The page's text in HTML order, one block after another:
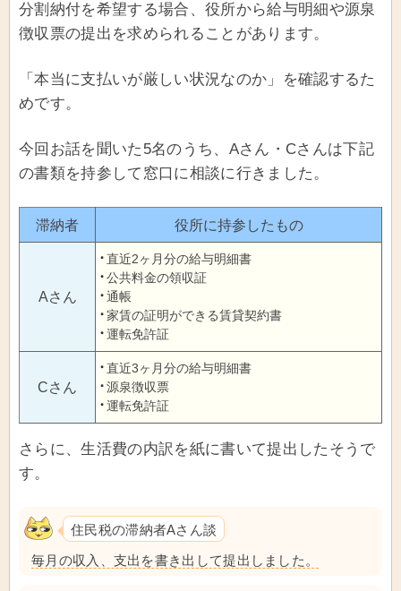
分割納付を希望する場合、役所から給与明細や源泉
徴収票の提出を求められることがあります。
「本当に支払いが厳しい状況なのか」を確認するた
めです。
今回お話を聞いた5名のうち、Aさん・Cさんは下記
の書類を持参して窓口に相談に行きました。
滞納者 役所に持参したもの
Aさん
直近2ヶ月分の給与明細書
公共料金の領収証
通帳
家賃の証明ができる賃貸契約書
運転免許証
Cさん
直近3ヶ月分の給与明細書
源泉徴収票
運転免許証
さらに、生活費の内訳を紙に書いて提出したそうで
す。
住民税の滞納者Aさん談
毎月の収入、支出を書き出して提出しました。